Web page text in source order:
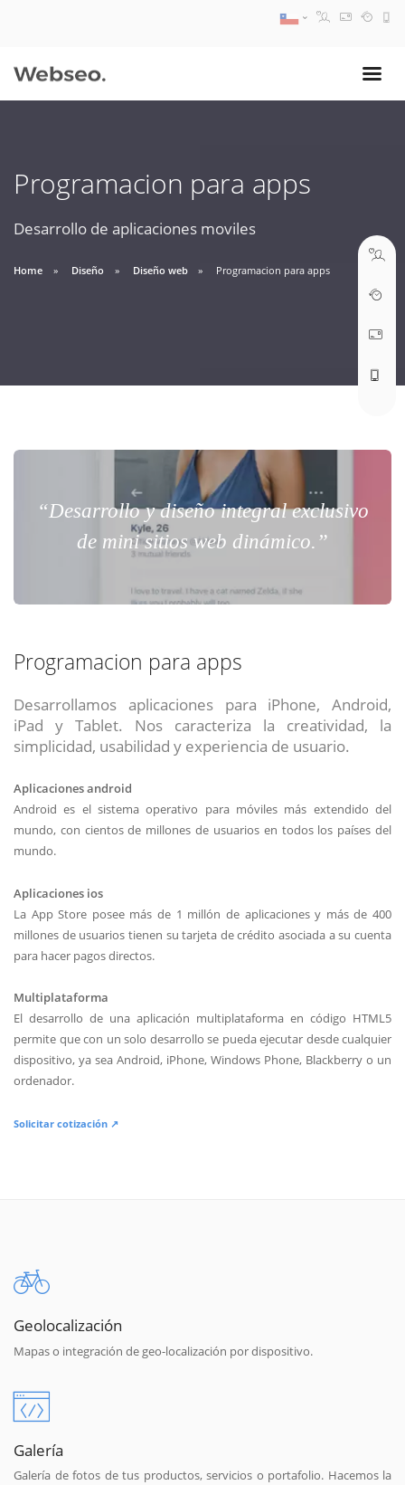
Programacion para apps
Desarrollo de aplicaciones moviles
Home Diseño Diseño web Programacion para apps
“Desarrollo y diseño integral exclusivo
de mini sitios web dinámico.”
Programacion para apps
Desarrollamos aplicaciones para iPhone, Android,
iPad y Tablet. Nos caracteriza la creatividad, la
simplicidad, usabilidad y experiencia de usuario.
Aplicaciones android
Android es el sistema operativo para móviles más extendido del
mundo, con cientos de millones de usuarios en todos los países del
mundo.
Aplicaciones ios
La App Store posee más de 1 millón de aplicaciones y más de 400
millones de usuarios tienen su tarjeta de crédito asociada a su cuenta
para hacer pagos directos.
Multiplataforma
El desarrollo de una aplicación multiplataforma en código HTML5
permite que con un solo desarrollo se pueda ejecutar desde cualquier
dispositivo, ya sea Android, iPhone, Windows Phone, Blackberry o un
ordenador.
Solicitar cotización ↗
Geolocalización
Mapas o integración de geo-localización por dispositivo.
Galería
Galería de fotos de tus productos, servicios o portafolio. Hacemos la
09:30 AM A 18:30 PM
soporte@webseo.cl